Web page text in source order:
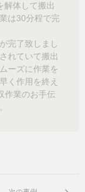
解体して搬出
は30分程で完
完了致しまし
れていて搬出
ーズに作業を
く作用を終え
作業のお手伝